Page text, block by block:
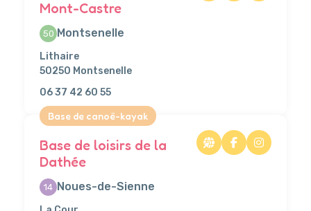
Mont-Castre
50 Montsenelle
Lithaire
50250 Montsenelle
06 37 42 60 55
Base de canoë-kayak
Base de loisirs de la
Dathée
14 Noues-de-Sienne